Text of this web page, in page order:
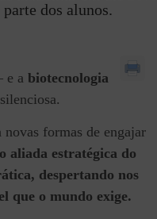
dos alunos.
a biotecnologia
silenciosa.
formas de engajar
aliada estratégica do
despertando nos
que o mundo exige.